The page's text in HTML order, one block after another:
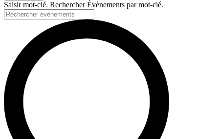
Saisir mot-clé. Rechercher Évènements par mot-clé.